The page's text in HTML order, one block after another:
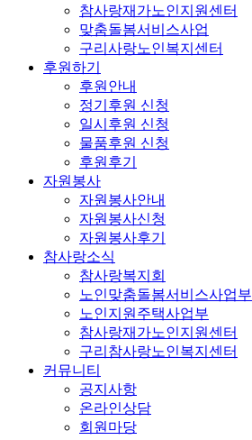
참사랑재가노인지원센터
맞춤돌봄서비스사업
구리사랑노인복지센터
후원하기
후원안내
정기후원 신청
일시후원 신청
물품후원 신청
후원후기
자원봉사
자원봉사안내
자원봉사신청
자원봉사후기
참사랑소식
참사랑복지회
노인맞춤돌봄서비스사업부
노인지원주택사업부
참사랑재가노인지원센터
구리참사랑노인복지센터
커뮤니티
공지사항
온라인상담
회원마당